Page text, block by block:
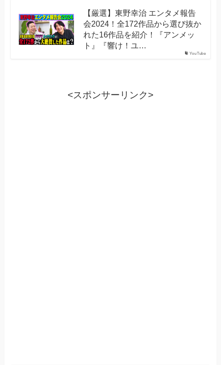
YouTube
【厳選】東野幸治 エンタメ報告
会2024！全172作品から選び抜か
れた16作品を紹介！『アンメッ
ト』『響け！ユ…
<スポンサーリンク>